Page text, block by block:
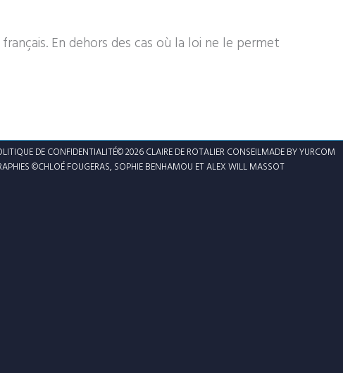
En dehors des cas où la loi ne le permet
DE CONFIDENTIALITÉ© 2026 CLAIRE DE ROTALIER CONSEILMADE BY YURCOM
©CHLOÉ FOUGERAS, SOPHIE BENHAMOU ET ALEX WILL MASSOT